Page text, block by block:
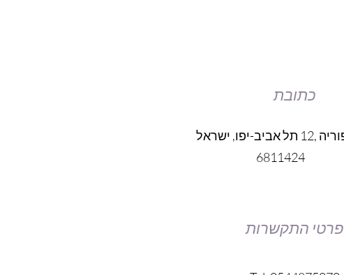
כתובת
רח' פוריה ,12 תל אביב-יפו, ישראל
6811424
פרטי התקשרות